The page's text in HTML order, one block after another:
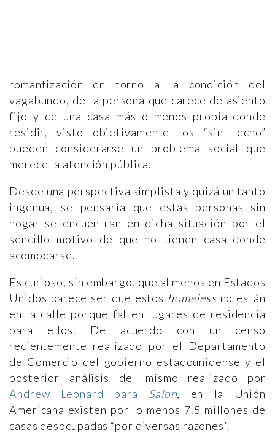
romantización en torno a la condición del
vagabundo, de la persona que carece de asiento
fijo y de una casa más o menos propia donde
residir, visto objetivamente los “sin techo”
pueden considerarse un problema social que
merece la atención pública.
Desde una perspectiva simplista y quizá un tanto
ingenua, se pensaría que estas personas sin
hogar se encuentran en dicha situación por el
sencillo motivo de que no tienen casa donde
acomodarse.
Es curioso, sin embargo, que al menos en Estados
Unidos parece ser que estos homelessno están
en la calle porque falten lugares de residencia
para ellos. De acuerdo con un censo
recientemente realizado por el Departamento
de Comercio del gobierno estadounidense y el
posterior análisis del mismo realizado por
Andrew Leonard para Salon, en la Unión
Americana existen por lo menos 7.5 millones de
casas desocupadas “por diversas razones”.